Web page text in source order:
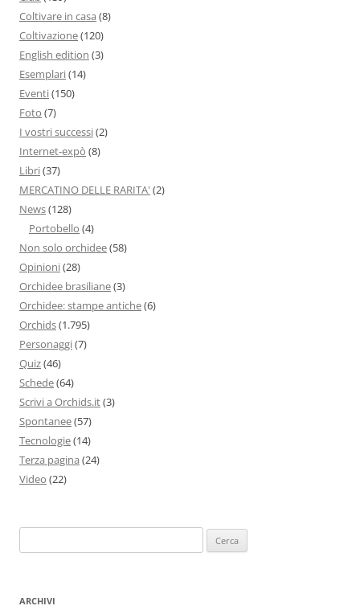
Coltivare in casa (8)
Coltivazione(120)
English edition (3)
Esemplari(14)
Eventi(150)
Foto (7)
I vostri successi(2)
Internet-expò (8)
Libri(37)
MERCATINO DELLE RARITA' (2)
News(128)
Portobello (4)
Non solo orchidee(58)
Opinioni(28)
Orchidee brasiliane(3)
Orchidee: stampe antiche(6)
Orchids(1.795)
Personaggi(7)
Quiz(46)
Schede(64)
Scrivi a Orchids.it(3)
Spontanee(57)
Tecnologie(14)
Terza pagina (24)
Video (22)
per:
ARCHIVI